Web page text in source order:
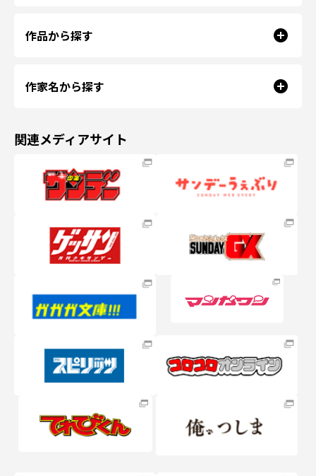
作品から探す
作家名から探す
関連メディアサイト